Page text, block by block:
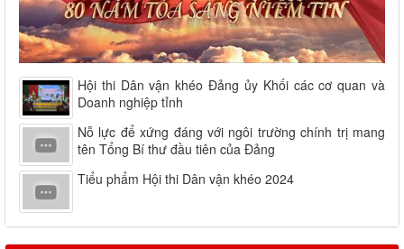
Hội thi Dân vận khéo Đảng ủy Khối các cơ quan và
Doanh nghiệp tỉnh
Nỗ lực để xứng đáng với ngôi trường chính trị mang
tên Tổng Bí thư đầu tiên của Đảng
Tiểu phẩm Hội thi Dân vận khéo 2024